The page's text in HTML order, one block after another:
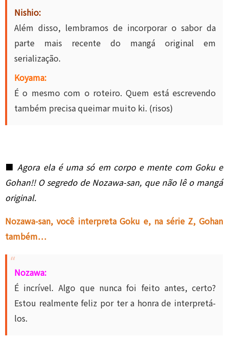
Nishio:
Além disso, lembramos de incorporar o sabor da
parte mais recente do mangá original em
serialização.
Koyama:
É o mesmo com o roteiro. Quem está escrevendo
também precisa queimar muito ki. (risos)
■ Agora ela é uma só em corpo e mente com Goku e
Gohan!! O segredo de Nozawa-san, que não lê o mangá
original.
Nozawa-san, você interpreta Goku e, na série Z, Gohan
também…
Nozawa:
É incrível. Algo que nunca foi feito antes, certo?
Estou realmente feliz por ter a honra de interpretá-
los.